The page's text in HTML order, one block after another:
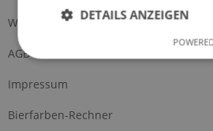
Widerrufsformular
AGB
Impressum
Bierfarben-Rechner
DETAILS ANZEIGEN